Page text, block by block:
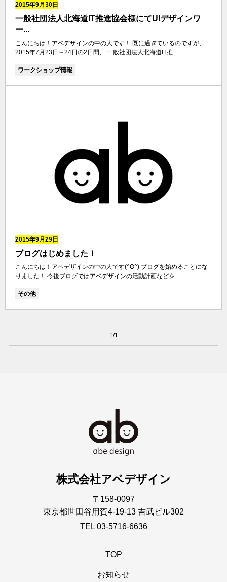
2015年9月30日
一般社団法人北海道IT推進協会様にてUIデザインワ
ー...
こんにちは！アベデザインの中の人です！ 既に過ぎているのですが、
2015年7月23日～24日の2日間、 一般社団法人北海道IT推...
ワークショップ情報
2015年9月29日
ブログはじめました！
こんにちは！アベデザインの中の人です(^O^) ブログを始めることにな
りました！ 今後ブログではアベデザインの活動計画などを ...
その他
1/1
株式会社アベデザイン
〒158-0097
東京都世田谷用賀4-19-13 吉武ビル302
TEL 03-5716-6636
TOP
お知らせ